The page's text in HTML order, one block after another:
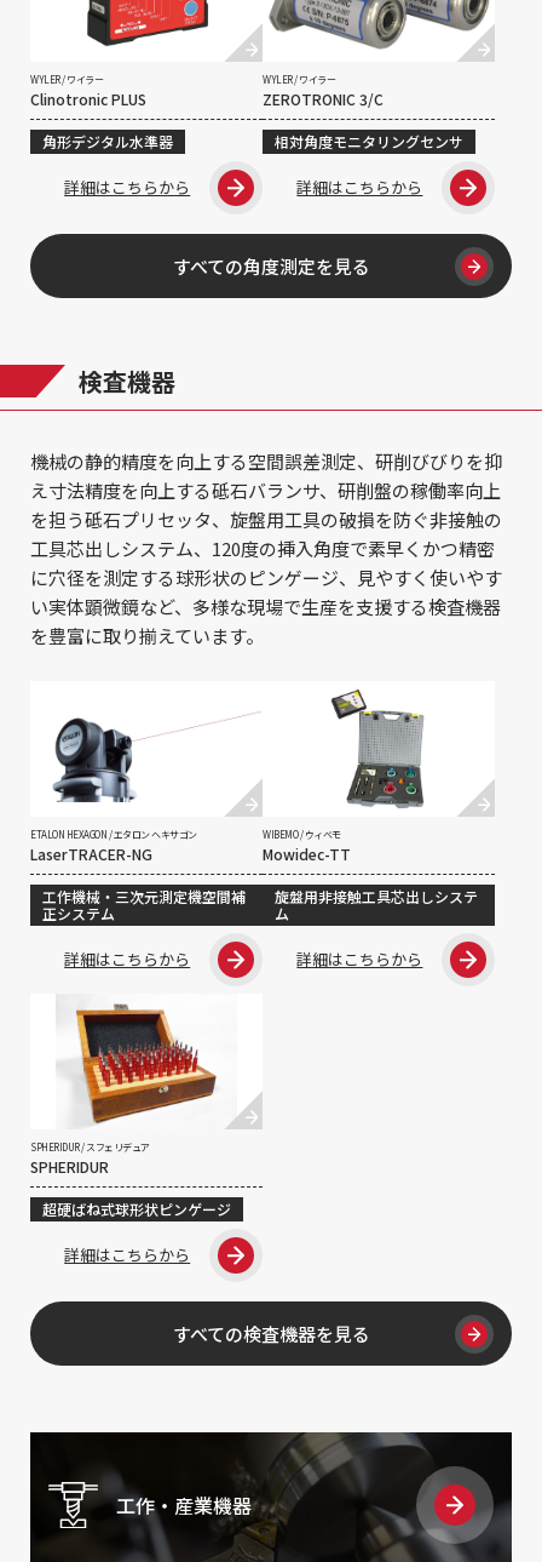
WYLER / ワイラー
Clinotronic PLUS
角形デジタル水準器
詳細はこちらから
WYLER / ワイラー
ZEROTRONIC 3/C
相対角度モニタリングセンサ
詳細はこちらから
すべての角度測定を見る
検査機器
機械の静的精度を向上する空間誤差測定、研削びびりを抑
え寸法精度を向上する砥石バランサ、研削盤の稼働率向上
を担う砥石プリセッタ、旋盤用工具の破損を防ぐ非接触の
工具芯出しシステム、120度の挿入角度で素早くかつ精密
に穴径を測定する球形状のピンゲージ、見やすく使いやす
い実体顕微鏡など、多様な現場で生産を支援する検査機器
を豊富に取り揃えています。
ETALON HEXAGON / エタロン ヘキサゴン
LaserTRACER-NG
工作機械・三次元測定機空間補
正システム
詳細はこちらから
WIBEMO / ウィベモ
Mowidec-TT
旋盤用非接触工具芯出しシステ
ム
詳細はこちらから
SPHERIDUR / スフェリデュア
SPHERIDUR
超硬ばね式球形状ピンゲージ
詳細はこちらから
すべての検査機器を見る
工作・産業機器